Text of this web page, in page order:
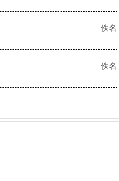
佚名
佚名